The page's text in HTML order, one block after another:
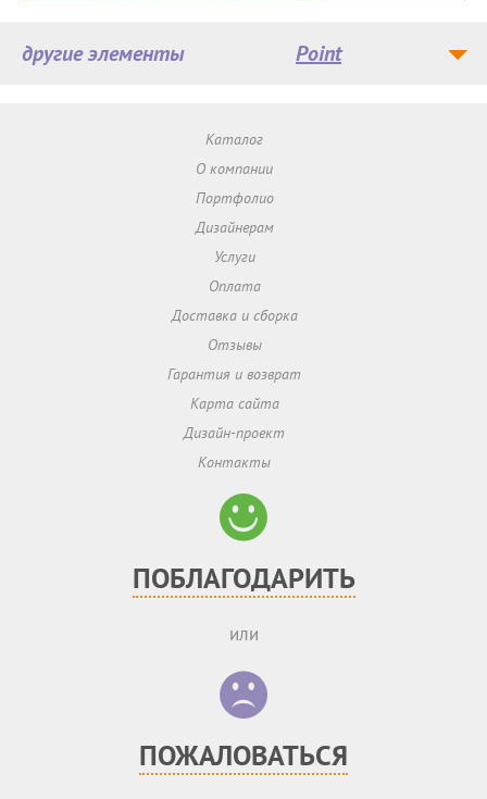
другие элементы Point
Каталог
О компании
Портфолио
Дизайнерам
Услуги
Оплата
Доставка и сборка
Отзывы
Гарантия и возврат
Карта сайта
Дизайн-проект
Контакты
ПОБЛАГОДАРИТЬ
или
ПОЖАЛОВАТЬСЯ